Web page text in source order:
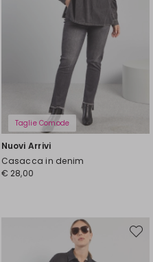
Taglie Comode
Nuovi Arrivi
Casacca in denim
€ 28,00